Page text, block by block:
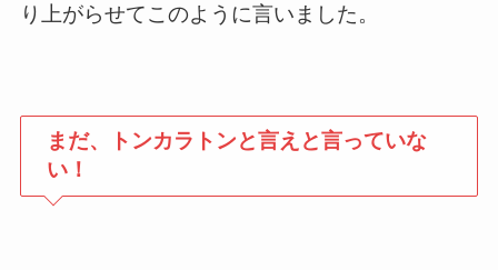
り上がらせてこのように言いました。
まだ、トンカラトンと言えと言っていな
い！